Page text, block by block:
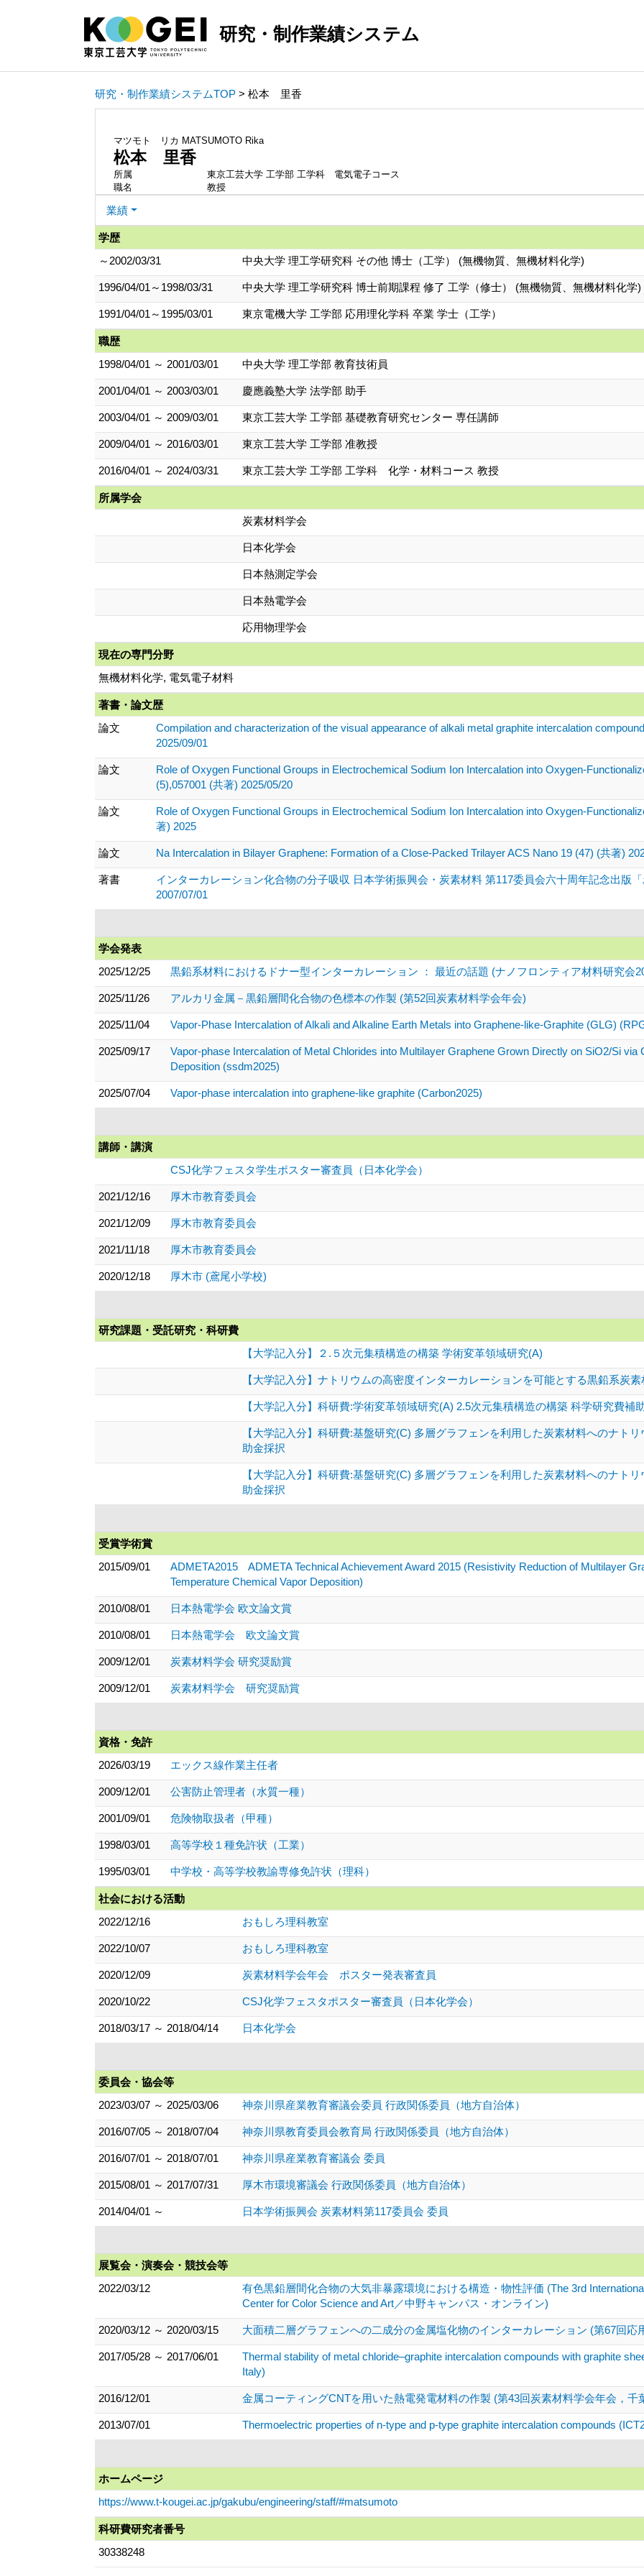
研究・制作業績システム
研究・制作業績システムTOP > 松本 里香
マツモト リカ MATSUMOTO Rika
松本 里香
所属
東京工芸大学 工学部 工学科 電気電子コース
職名
教授
業績
学歴
～2002/03/31
中央大学 理工学研究科 その他 博士（工学） (無機物質、無機材料化学)
1996/04/01～1998/03/31 中央大学 理工学研究科 博士前期課程 修了 工学（修士） (無機物質、無機材料化学)
1991/04/01～1995/03/01 東京電機大学 工学部 応用理化学科 卒業 学士（工学）
職歴
1998/04/01 ～ 2001/03/01
中央大学 理工学部 教育技術員
2001/04/01 ～ 2003/03/01 慶應義塾大学 法学部 助手
2003/04/01 ～ 2009/03/01 東京工芸大学 工学部 基礎教育研究センター 専任講師
2009/04/01 ～ 2016/03/01 東京工芸大学 工学部 准教授
2016/04/01 ～ 2024/03/31 東京工芸大学 工学部 工学科 化学・材料コース 教授
所属学会
炭素材料学会
日本化学会
日本熱測定学会
日本熱電学会
応用物理学会
現在の専門分野
無機材料化学, 電気電子材料
著書・論文歴
論文
Compilation and characterization of the visual appearance of alkali metal graphite intercalation
2025/09/01
論文
Role of Oxygen Functional Groups in Electrochemical Sodium Ion Intercalation into Oxygen-
(5),057001 (共著) 2025/05/20
論文
Role of Oxygen Functional Groups in Electrochemical Sodium Ion Intercalation into Oxygen-
著) 2025
論文 Na Intercalation in Bilayer Graphene: Formation of a Close-Packed Trilayer ACS Nano 19 (47) (共著)
著書
インターカレーション化合物の分子吸収 日本学術振興会・炭素材料 第117委員会六十周年記念出版
2007/07/01
学会発表
2025/12/25
黒鉛系材料におけるドナー型インターカレーション ： 最近の話題 (ナノフロンティア材料研究会
2025/11/26 アルカリ金属－黒鉛層間化合物の色標本の作製 (第52回炭素材料学会年会)
2025/11/04 Vapor-Phase Intercalation of Alkali and Alkaline Earth Metals into Graphene-like-Graphite (GLG)
2025/09/17
Vapor-phase Intercalation of Metal Chlorides into Multilayer Graphene Grown Directly on SiO2/Si
Deposition (ssdm2025)
2025/07/04 Vapor-phase intercalation into graphene-like graphite (Carbon2025)
講師・講演
CSJ化学フェスタ学生ポスター審査員（日本化学会）
2021/12/16 厚木市教育委員会
2021/12/09 厚木市教育委員会
2021/11/18 厚木市教育委員会
2020/12/18 厚木市 (鳶尾小学校)
研究課題・受託研究・科研費
【大学記入分】２.５次元集積構造の構築 学術変革領域研究(A)
【大学記入分】ナトリウムの高密度インターカレーションを可能とする黒鉛系炭
【大学記入分】科研費:学術変革領域研究(A) 2.5次元集積構造の構築 科学研究費補
【大学記入分】科研費:基盤研究(C) 多層グラフェンを利用した炭素材料へのナト
助金採択
【大学記入分】科研費:基盤研究(C) 多層グラフェンを利用した炭素材料へのナト
助金採択
受賞学術賞
2015/09/01
ADMETA2015 ADMETA Technical Achievement Award 2015 (Resistivity Reduction of Multilayer
Temperature Chemical Vapor Deposition)
2010/08/01 日本熱電学会 欧文論文賞
2010/08/01 日本熱電学会 欧文論文賞
2009/12/01 炭素材料学会 研究奨励賞
2009/12/01 炭素材料学会 研究奨励賞
資格・免許
2026/03/19
エックス線作業主任者
2009/12/01 公害防止管理者（水質一種）
2001/09/01 危険物取扱者（甲種）
1998/03/01 高等学校１種免許状（工業）
1995/03/01 中学校・高等学校教諭専修免許状（理科）
社会における活動
2022/12/16
おもしろ理科教室
2022/10/07 おもしろ理科教室
2020/12/09 炭素材料学会年会 ポスター発表審査員
2020/10/22 CSJ化学フェスタポスター審査員（日本化学会）
2018/03/17 ～ 2018/04/14 日本化学会
委員会・協会等
2023/03/07 ～ 2025/03/06
神奈川県産業教育審議会委員 行政関係委員（地方自治体）
2016/07/05 ～ 2018/07/04 神奈川県教育委員会教育局 行政関係委員（地方自治体）
2016/07/01 ～ 2018/07/01 神奈川県産業教育審議会 委員
2015/08/01 ～ 2017/07/31 厚木市環境審議会 行政関係委員（地方自治体）
2014/04/01 ～ 日本学術振興会 炭素材料第117委員会 委員
展覧会・演奏会・競技会等
2022/03/12
有色黒鉛層間化合物の大気非暴露環境における構造・物性評価 (The 3rd
Center for Color Science and Art／中野キャンパス・オンライン)
2020/03/12 ～ 2020/03/15 大面積二層グラフェンへの二成分の金属塩化物のインターカレーション (第67回応
2017/05/28 ～ 2017/06/01
Thermal stability of metal chloride–graphite intercalation compounds with graphite
Italy)
2016/12/01 金属コーティングCNTを用いた熱電発電材料の作製 (第43回炭素材料学会年会，千
2013/07/01 Thermoelectric properties of n-type and p-type graphite intercalation compounds
ホームページ
https://www.t-kougei.ac.jp/gakubu/engineering/staff/#matsumoto
科研費研究者番号
30338248